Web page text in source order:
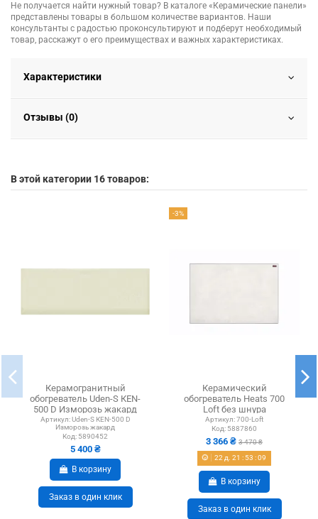
Не получается найти нужный товар? В каталоге «Керамические панели»
представлены товары в большом количестве вариантов. Наши
консультанты с радостью проконсультируют и подберут необходимый
товар, расскажут о его преимуществах и важных характеристиках.
Характеристики
Отзывы (0)
В этой категории 16 товаров:
Керамогранитный
обогреватель Uden-S КЕN-
500 D Изморозь жакард
белоснежный
Артикул: Uden-S КЕN-500 D
Изморозь жакард
Код: 5890452
5 400 ₴
В корзину
Заказ в один клик
-3%
Керамический
обогреватель Heats 700
Loft без шнура
Артикул:700-Loft
Код: 5887860
3 366 ₴ 3 470 ₴
22 д. 21 : 53 :09
В корзину
Заказ в один клик